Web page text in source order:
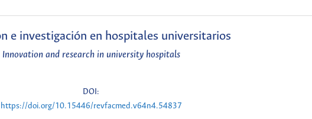
e investigación en hospitales universitarios
Innovation and research in university hospitals
DOI:
https://doi.org/10.15446/revfacmed.v64n4.54837